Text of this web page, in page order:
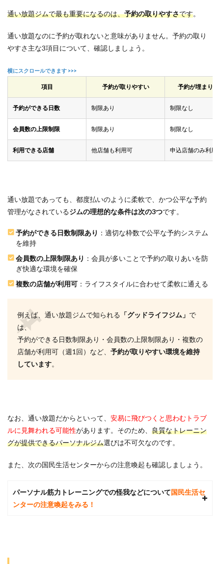
Q2.ど
れく
らい
実感
6.3
Q3.週
ーニ
ング
う
Q4.リ
バウ
しま
せん
事制
限が
厳し
いで
か？
か？
7
参考
通い放題ジムで最も重要になるのは、予約の取りやすさです。
通い放題なのに予約が取れないと意味がありません。予約の取り
やすさ主な3項目について、確認しましょう。
項目 予約が取りやすい 予約が埋まり
予約ができる日数 制限あり 制限なし
会員数の上限制限 制限あり 制限なし
利用できる店舗 他店舗も利用可 申込店舗のみ利用
通い放題であっても、都度払いのように柔軟で、かつ公平な予約
管理がなされているジムの理想的な条件は次の3つです。
予約ができる日数制限あり ：適切な枠数で公平な予約システム
を維持
会員数の上限制限あり ：会員が多いことで予約の取りあいを防
ぎ快適な環境を確保
複数の店舗が利用可 ：ライフスタイルに合わせて柔軟に通える
例えば、通い放題ジムで知られる 「グッドライフジム」 で
は、
予約ができる日数制限あり・会員数の上限制限あり・複数の
店舗が利用可（週1回）など、 予約が取りやすい環境を維持
しています。
なお、通い放題だからといって
安易に飛びつくと思わむトラブ
ルに見舞われる可能性があります。そのため、 良質なトレーニン
グが提供できるパーソナルジム選びは不可欠なのです。
また、次の国民生活センターからの注意喚起も確認しましょう。
パーソナル筋力トレーニングでの怪我などについて国民生活セ
ンターの注意喚起をみる！